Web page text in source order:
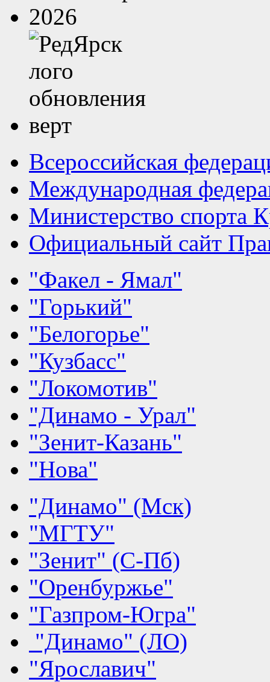
Всероссийская
Международная
Министерство спорта
Официальный сайт
"Факел - Ямал"
"Горький"
"Белогорье"
"Кузбасс"
"Локомотив"
"Динамо - Урал"
"Зенит-Казань"
"Нова"
"Динамо" (Мск)
"МГТУ"
"Зенит" (С-Пб)
"Оренбуржье"
"Газпром-Югра"
"Динамо" (ЛО)
"Ярославич"